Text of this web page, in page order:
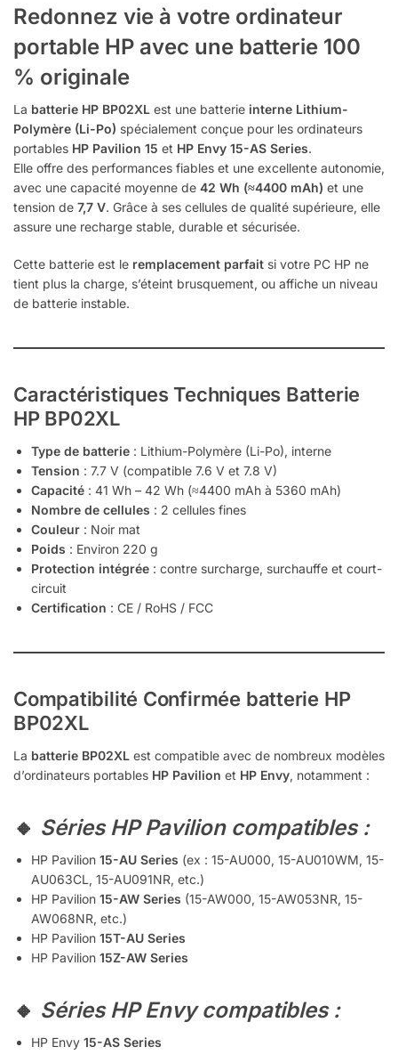
Redonnez vie à votre ordinateur
portable HP avec une batterie 100
% originale
La batterie HP BP02XL est une batterie interne Lithium-
Polymère (Li-Po) spécialement conçue pour les ordinateurs
portables HP Pavilion 15 et HP Envy 15-AS Series.
Elle offre des performances fiables et une excellente autonomie,
avec une capacité moyenne de 42 Wh (≈4400 mAh) et une
tension de 7,7 V. Grâce à ses cellules de qualité supérieure, elle
assure une recharge stable, durable et sécurisée.
Cette batterie est le remplacement parfait si votre PC HP ne
tient plus la charge, s’éteint brusquement, ou affiche un niveau
de batterie instable.
Caractéristiques Techniques Batterie
HP BP02XL
Type de batterie : Lithium-Polymère (Li-Po), interne
Tension : 7.7 V (compatible 7.6 V et 7.8 V)
Capacité : 41 Wh – 42 Wh (≈4400 mAh à 5360 mAh)
Nombre de cellules : 2 cellules fines
Couleur : Noir mat
Poids : Environ 220 g
Protection intégrée : contre surcharge, surchauffe et court-
circuit
Certification : CE / RoHS / FCC
Compatibilité Confirmée batterie HP
BP02XL
La batterie BP02XL est compatible avec de nombreux modèles
d’ordinateurs portables HP Pavilion et HP Envy, notamment :
🔸 Séries HP Pavilion compatibles :
HP Pavilion 15-AU Series (ex : 15-AU000, 15-AU010WM, 15-
AU063CL, 15-AU091NR, etc.)
HP Pavilion 15-AW Series (15-AW000, 15-AW053NR, 15-
AW068NR, etc.)
HP Pavilion 15T-AU Series
HP Pavilion 15Z-AW Series
🔸 Séries HP Envy compatibles :
HP Envy 15-AS Series